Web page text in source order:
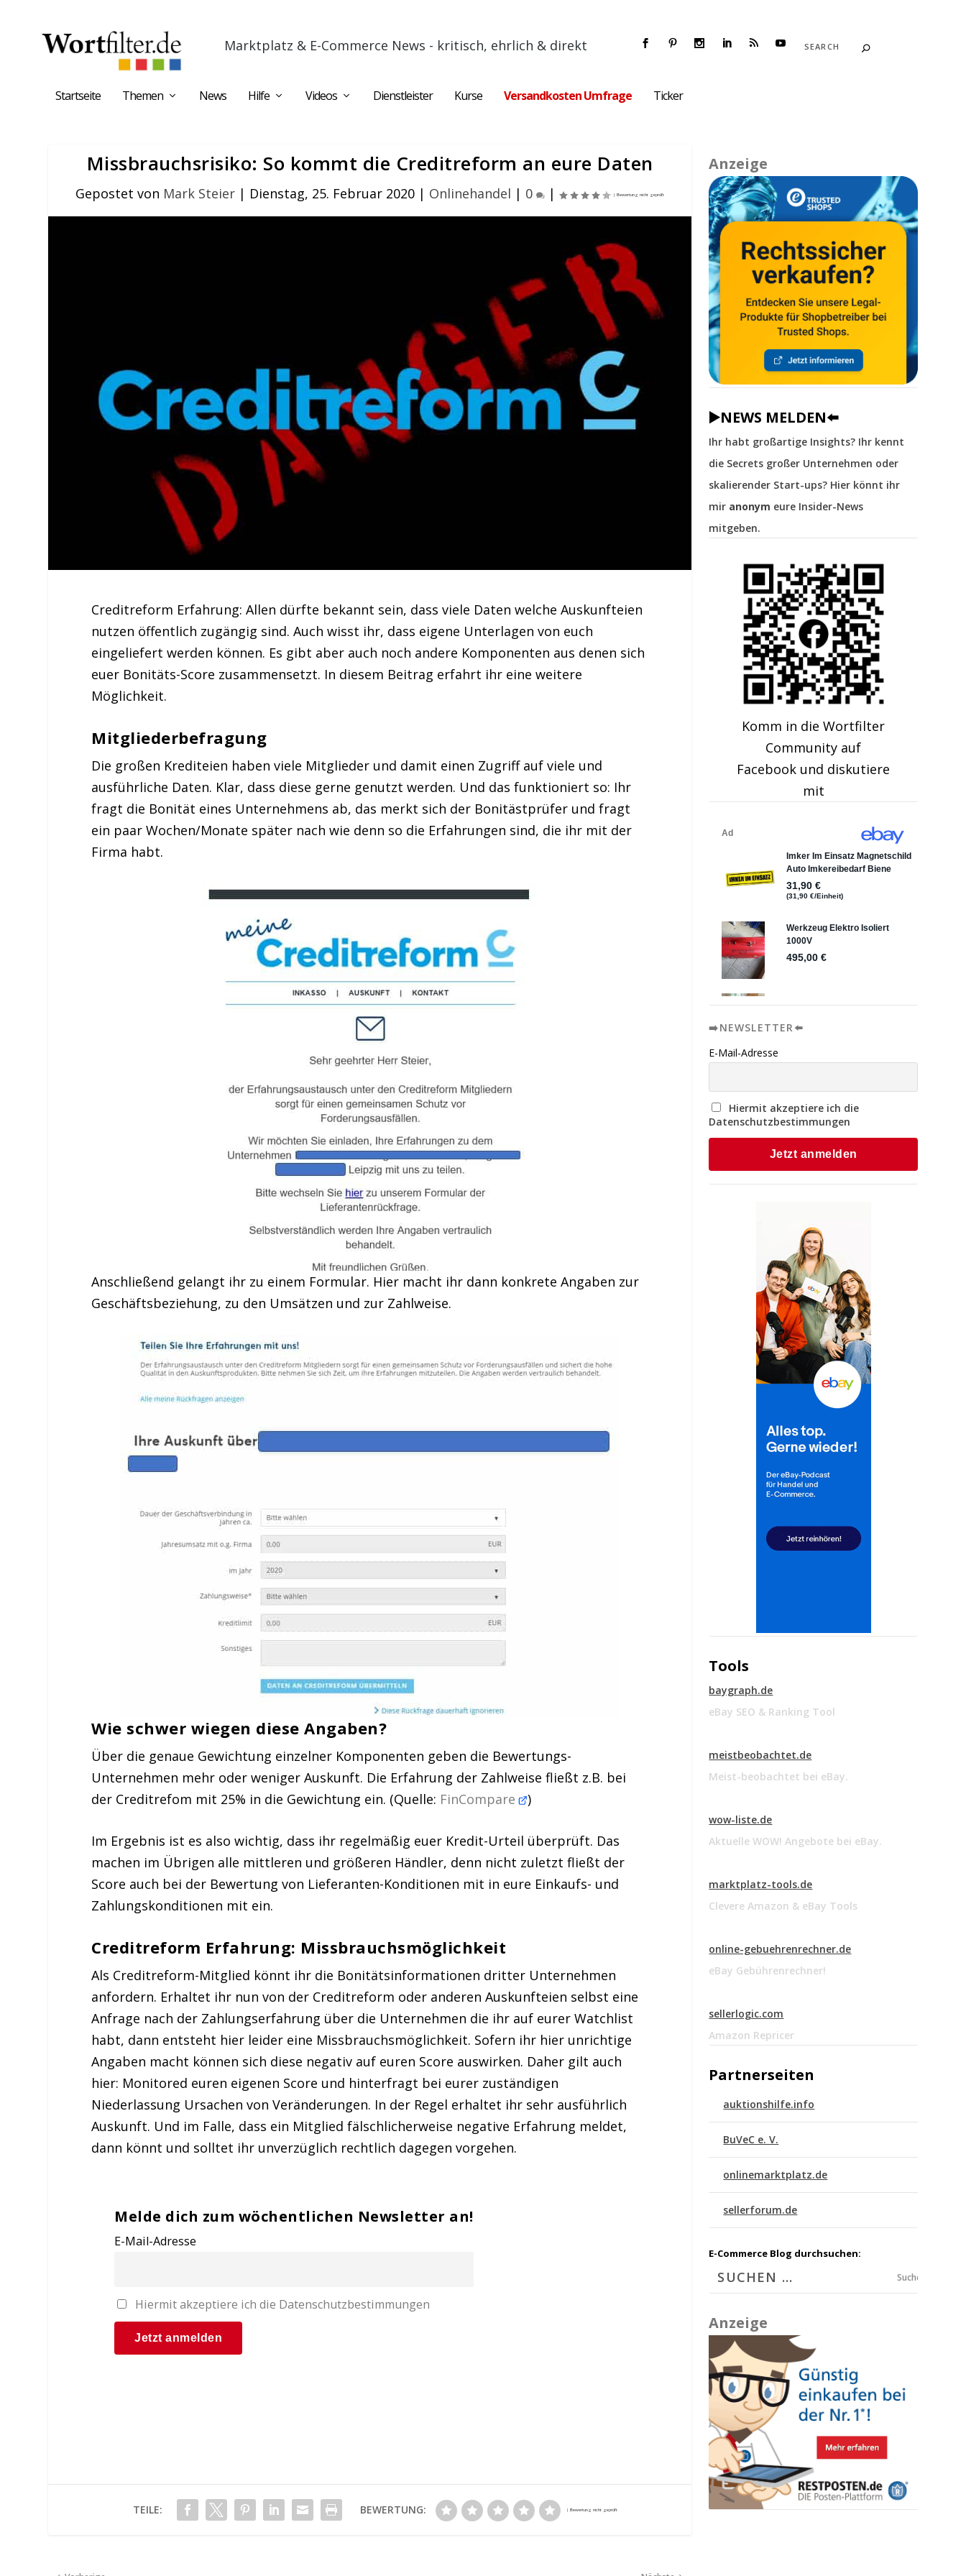
Marktplatz & E-Commerce News - kritisch, ehrlich & direkt
Startseite Themen News Hilfe Videos Dienstleister Kurse Versandkosten Umfrage Ticker
Missbrauchsrisiko: So kommt die Creditreform an eure Daten
Gepostet von Mark Steier | Dienstag, 25. Februar 2020 | Onlinehandel | 0 |
Creditreform Erfahrung: Allen dürfte bekannt sein, dass viele Daten welche Auskunfteien
nutzen öffentlich zugängig sind. Auch wisst ihr, dass eigene Unterlagen von euch
eingeliefert werden können. Es gibt aber auch noch andere Komponenten aus denen sich
euer Bonitäts-Score zusammensetzt. In diesem Beitrag erfahrt ihr eine weitere
Möglichkeit.
Mitgliederbefragung
Die großen Krediteien haben viele Mitglieder und damit einen Zugriff auf viele und
ausführliche Daten. Klar, dass diese gerne genutzt werden. Und das funktioniert so: Ihr
fragt die Bonität eines Unternehmens ab, das merkt sich der Bonitästprüfer und fragt
ein paar Wochen/Monate später nach wie denn so die Erfahrungen sind, die ihr mit der
Firma habt.
Anschließend gelangt ihr zu einem Formular. Hier macht ihr dann konkrete Angaben zur
Geschäftsbeziehung, zu den Umsätzen und zur Zahlweise.
Wie schwer wiegen diese Angaben?
Über die genaue Gewichtung einzelner Komponenten geben die Bewertungs-
Unternehmen mehr oder weniger Auskunft. Die Erfahrung der Zahlweise fließt z.B. bei
der Creditrefom mit 25% in die Gewichtung ein. (Quelle: FinCompare )
Im Ergebnis ist es also wichtig, dass ihr regelmäßig euer Kredit-Urteil überprüft. Das
machen im Übrigen alle mittleren und größeren Händler, denn nicht zuletzt fließt der
Score auch bei der Bewertung von Lieferanten-Konditionen mit in eure Einkaufs- und
Zahlungskonditionen mit ein.
Creditreform Erfahrung: Missbrauchsmöglichkeit
Als Creditreform-Mitglied könnt ihr die Bonitätsinformationen dritter Unternehmen
anfordern. Erhaltet ihr nun von der Creditreform oder anderen Auskunfteien selbst eine
Anfrage nach der Zahlungserfahrung über die Unternehmen die ihr auf eurer Watchlist
habt, dann entsteht hier leider eine Missbrauchsmöglichkeit. Sofern ihr hier unrichtige
Angaben macht können sich diese negativ auf euren Score auswirken. Daher gilt auch
hier: Monitored euren eigenen Score und hinterfragt bei eurer zuständigen
Niederlassung Ursachen von Veränderungen. In der Regel erhaltet ihr sehr ausführlich
Auskunft. Und im Falle, dass ein Mitglied fälschlicherweise negative Erfahrung meldet,
dann könnt und solltet ihr unverzüglich rechtlich dagegen vorgehen.
Melde dich zum wöchentlichen Newsletter an!
E-Mail-Adresse
Hiermit akzeptiere ich die Datenschutzbestimmungen
TEILE: BEWERTUNG:
Anzeige
▶️NEWS MELDEN⬅️
Ihr habt großartige Insights? Ihr kennt
die Secrets großer Unternehmen oder
skalierender Start-ups? Hier könnt ihr
mir anonym eure Insider-News
mitgeben.
Komm in die Wortfilter
Community auf
Facebook und diskutiere
mit
➡️NEWSLETTER⬅️
E-Mail-Adresse
Hiermit akzeptiere ich die
Datenschutzbestimmungen
Tools
baygraph.de
eBay SEO & Ranking Tool
meistbeobachtet.de
Meist-beobachtet bei eBay.
wow-liste.de
Aktuelle WOW! Angebote bei eBay.
marktplatz-tools.de
Clevere Amazon & eBay Tools
online-gebuehrenrechner.de
eBay Gebührenrechner!
sellerlogic.com
Amazon Repricer
Partnerseiten
auktionshilfe.info
BuVeC e. V.
onlinemarktplatz.de
sellerforum.de
E-Commerce Blog durchsuchen:
Suchen
Anzeige